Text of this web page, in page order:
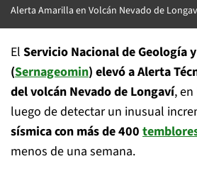
Alerta Amarilla en Volcán Nevado de
El Servicio Nacional de Geología
(Sernageomin) elevó a Alerta
del volcán Nevado de Longaví,
luego de detectar un inusual
sísmica con más de 400
menos de una semana.